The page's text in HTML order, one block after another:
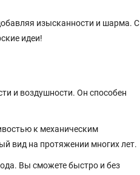
изысканности и шарма. С
идеи!
и воздушности. Он способен
к механическим
вид на протяжении многих лет.
Вы сможете быстро и без